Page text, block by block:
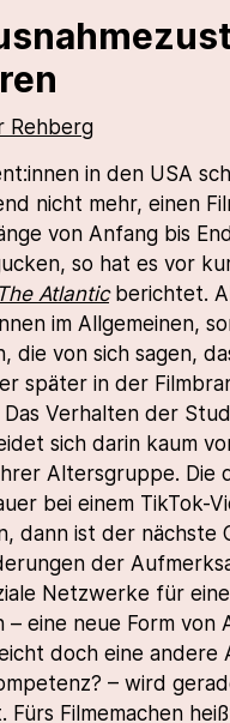
Rehberg
in den USA
nicht mehr, einen
von Anfang bis
so hat es vor
The Atlanticberichtet.
im Allgemeinen,
die von sich sagen,
später in der
Das Verhalten der
sich darin kaum
Altersgruppe. Die
bei einem TikTok-
dann ist der nächste
der
Netzwerke für
– eine neue Form von
doch eine andere
– wird
Fürs Filmemachen